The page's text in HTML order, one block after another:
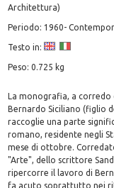
Architettura)
Periodo: 1960-
Testo in:
Peso: 0.725 kg
La monografia, a corredo
Bernardo Siciliano (figlio
raccoglie una parte
romano, residente negli
mese di ottobre.
"Arte", dello scrittore
ripercorre il lavoro di
fa acuto soprattutto nei